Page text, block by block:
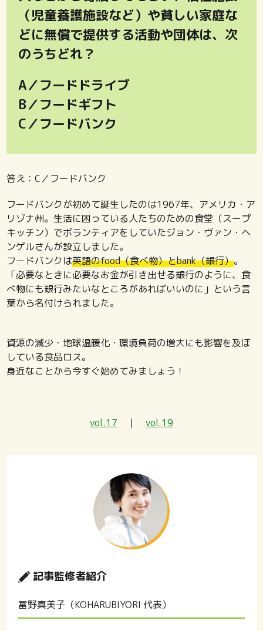
（児童養護施設など）や貧しい家庭な
どに無償で提供する活動や団体は、次
のうちどれ？
A／フードドライブ
B／フードギフト
C／フードバンク
答え：C／フードバンク
フードバンクが初めて誕生したのは1967年、アメリカ・ア
リゾナ州。生活に困っている人たちのための食堂（スープ
キッチン）でボランティアをしていたジョン・ヴァン・ヘ
ンゲルさんが設立しました。
フードバンクは英語のfood（食べ物）とbank（銀行）。
「必要なときに必要なお金が引き出せる銀行のように、食
べ物にも銀行みたいなところがあればいいのに」という言
葉から名付けられました。
資源の減少・地球温暖化・環境負荷の増大にも影響を及ぼ
している食品ロス。
身近なことから今すぐ始めてみましょう！
vol.17 ｜ vol.19
記事監修者紹介
冨野真美子（KOHARUBIYORI 代表）